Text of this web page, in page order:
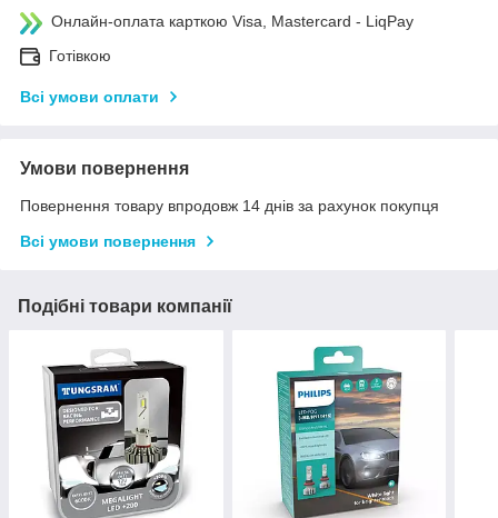
Онлайн-оплата карткою Visa, Mastercard - LiqPay
Готівкою
Всі умови оплати
Умови повернення
Повернення товару впродовж 14 днів за рахунок покупця
Всі умови повернення
Подібні товари компанії